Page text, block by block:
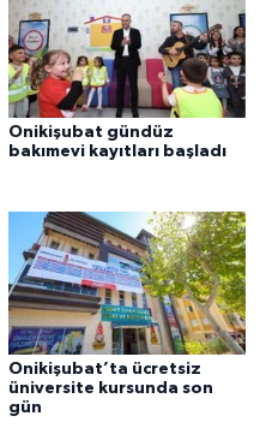
Onikişubat gündüz
bakımevi kayıtları başladı
Onikişubat’ta ücretsiz
üniversite kursunda son
gün